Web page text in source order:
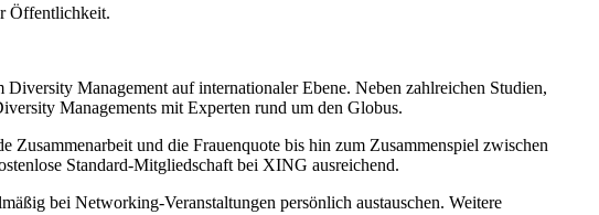
Öffentlichkeit.
Management auf internationaler Ebene. Neben zahlreichen Studien,
Managements mit Experten rund um den Globus.
und die Frauenquote bis hin zum Zusammenspiel zwischen
Standard-Mitgliedschaft bei XING ausreichend.
bei Networking-Veranstaltungen persönlich austauschen. Weitere